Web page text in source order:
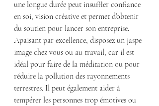
une longue durée peut insuffler confiance
en soi, vision créative et permet d’obtenir
du soutien pour lancer son entreprise.
Apaisant par excellence, disposez un jaspe
image chez vous ou au travail, car il est
idéal pour faire de la méditation ou pour
réduire la pollution des rayonnements
terrestres. Il peut également aider à
tempérer les personnes trop émotives ou